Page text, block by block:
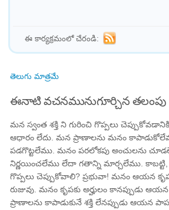
ఈ కార్యక్రమంలో చేరండి:
తెలుగు మాత్రమే
ఈనాటి వచనమునుగూర్చిన తలంపు
మన స్వంత శక్తి ని గురించి గొప్పలు
ఆధారం లేదు. మన ప్రాణాలను మనం
పడగొట్టలేము. మనం పరలోకపు అంచులను
నిర్ణయించలేము లేదా గతాన్ని మార్చలేము. కాబట్టి,
గొప్పలు చెప్పుకోవాలి? ప్రభువా! మనం ఆయన
రుజువు. మనం కృపకు అర్హులం కానప్పుడు
ప్రాణాలను కాపాడుకునే శక్తి లేనప్పుడు ఆయన